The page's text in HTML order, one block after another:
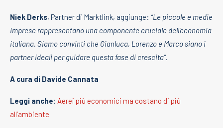
Niek Derks, Partner di Marktlink, aggiunge: “Le piccole e medie
imprese rappresentano una componente cruciale dell’economia
italiana. Siamo convinti che Gianluca, Lorenzo e Marco siano i
partner ideali per guidare questa fase di crescita”.
A cura di Davide Cannata
Leggi anche: Aerei più economici ma costano di più
all’ambiente